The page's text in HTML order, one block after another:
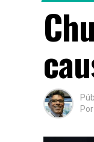
Por